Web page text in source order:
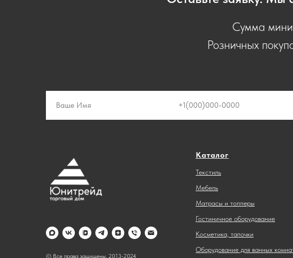
Сумма
Розничных
© Все права защищены, 2013-2024
Каталог
Текстиль
Мебель
Матрасы и топперы
Гостиничное оборудование
Косметика, тапочки
Оборудование для ванных